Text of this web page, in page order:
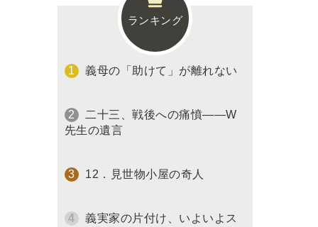
ランキング
義母の「助けて」が離れない
二十三、戦後への痛憤――W
先生の遺言
12．見世物小屋の奇人
義実家の片付け、いよいよス